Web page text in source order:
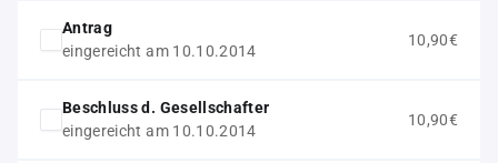
Antrag
eingereicht am 10.10.2014
10,90€
Beschluss d. Gesellschafter
eingereicht am 10.10.2014
10,90€